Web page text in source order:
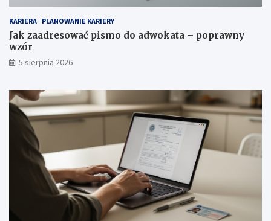
KARIERA PLANOWANIE KARIERY
Jak zaadresować pismo do adwokata – poprawny
wzór
5 sierpnia 2026